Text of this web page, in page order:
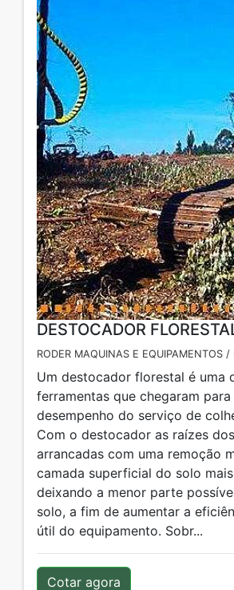
DESTOCADOR
RODER MAQUINAS E EQUIPAMENTOS /
Um destocador florestal é uma
ferramentas que chegaram
desempenho do serviço de
Com o destocador as raízes
arrancadas com uma remoção
camada superficial do solo
deixando a menor parte
solo, a fim de aumentar a
útil do equipamento. Sobr...
Cotar agora